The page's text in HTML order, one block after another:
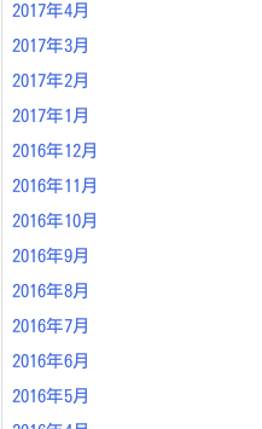
2017年4月
2017年3月
2017年2月
2017年1月
2016年12月
2016年11月
2016年10月
2016年9月
2016年8月
2016年7月
2016年6月
2016年5月